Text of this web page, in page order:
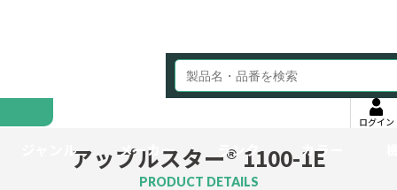
ログイン
ジャンル メーカー ランク カラー
アップルスター® 1100-1E
PRODUCT DETAILS